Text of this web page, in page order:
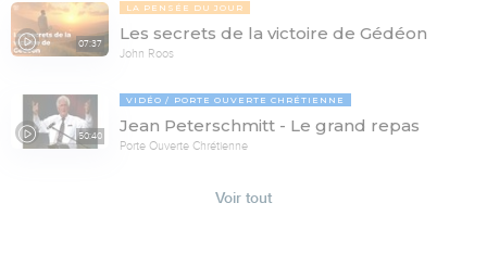
07:37
LA PENSÉE DU JOUR
Les secrets de la victoire de Gédéon
John Roos
50:40
VIDÉO PORTE OUVERTE CHRÉTIENNE
Jean Peterschmitt - Le grand repas
Porte Ouverte Chrétienne
Voir tout